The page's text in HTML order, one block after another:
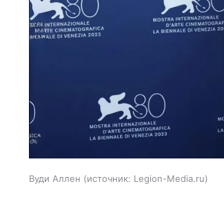
Вуди Аллен источник: Legion-Media.ru